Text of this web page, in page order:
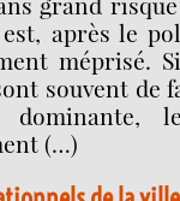
est, après le
méprisé.
souvent de
dominante,
(…)